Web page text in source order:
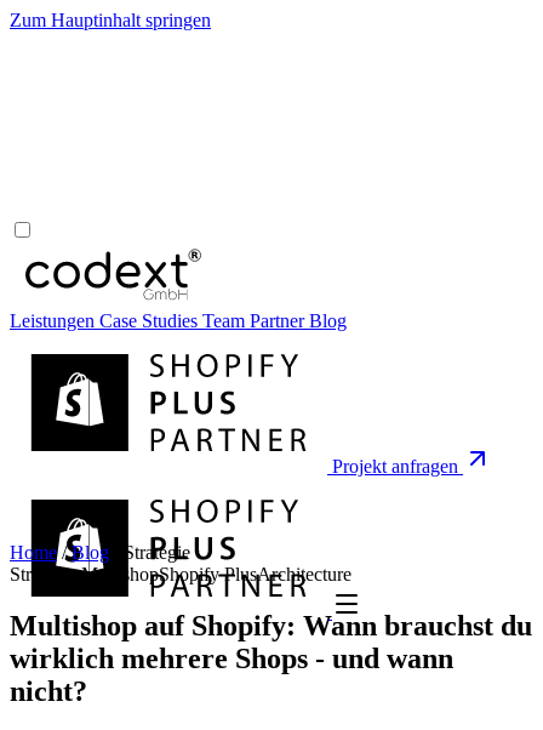
Zum Hauptinhalt springen
Leistungen Case Studies Team PartnerBlog
Projekt anfragen
Home / Blog
Strategie
Strategie MultishopShopify PlusArchitecture
Multishop auf Shopify: Wann brauchst du
wirklich mehrere Shops - und wann
nicht?